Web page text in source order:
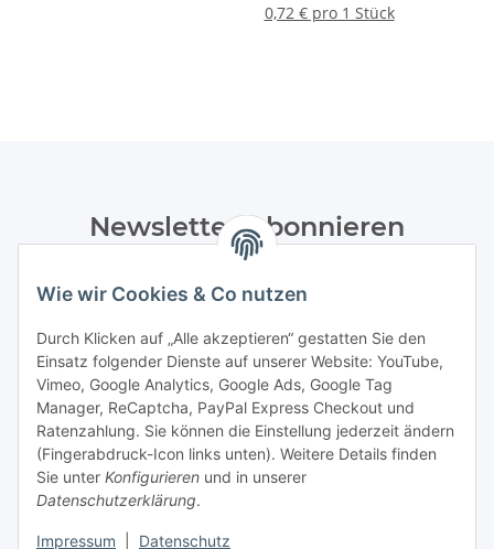
Wie wir Cookies & Co nutzen
Durch Klicken auf „Alle akzeptieren“ gestatten Sie den
Einsatz folgender Dienste auf unserer Website: YouTube,
Vimeo, Google Analytics, Google Ads, Google Tag
Manager, ReCaptcha, PayPal Express Checkout und
Ratenzahlung. Sie können die Einstellung jederzeit ändern
(Fingerabdruck-Icon links unten). Weitere Details finden
Sie unter Konfigurieren und in unserer
Datenschutzerklärung.
Impressum Datenschutz
0,72 € pro 1 Stück
Newsletter Abonnieren
Datenschutzerklärungregelmäßig und jederzeit widerruflich
Abonnieren
Informationen
Gesetzliche Informationen